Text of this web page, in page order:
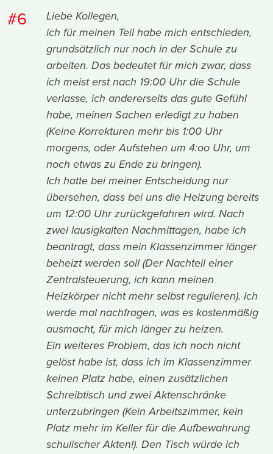
#6
Liebe Kollegen,
ich für meinen Teil habe mich entschieden,
grundsätzlich nur noch in der Schule zu
arbeiten. Das bedeutet für mich zwar, dass
ich meist erst nach 19:00 Uhr die Schule
verlasse, ich andererseits das gute Gefühl
habe, meinen Sachen erledigt zu haben
(Keine Korrekturen mehr bis 1:00 Uhr
morgens, oder Aufstehen um 4:oo Uhr, um
noch etwas zu Ende zu bringen).
Ich hatte bei meiner Entscheidung nur
übersehen, dass bei uns die Heizung bereits
um 12:00 Uhr zurückgefahren wird. Nach
zwei lausigkalten Nachmittagen, habe ich
beantragt, dass mein Klassenzimmer länger
beheizt werden soll (Der Nachteil einer
Zentralsteuerung, ich kann meinen
Heizkörper nicht mehr selbst regulieren). Ich
werde mal nachfragen, was es kostenmäßig
ausmacht, für mich länger zu heizen.
Ein weiteres Problem, das ich noch nicht
gelöst habe ist, dass ich im Klassenzimmer
keinen Platz habe, einen zusätzlichen
Schreibtisch und zwei Aktenschränke
unterzubringen (Kein Arbeitszimmer, kein
Platz mehr im Keller für die Aufbewahrung
schulischer Akten!). Den Tisch würde ich